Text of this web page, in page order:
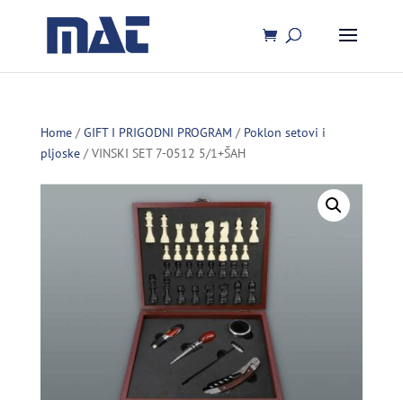
Home/GIFT I PRIGODNI PROGRAM / Poklon setovi i
pljoske/ VINSKI SET 7-0512 5/1+ŠAH